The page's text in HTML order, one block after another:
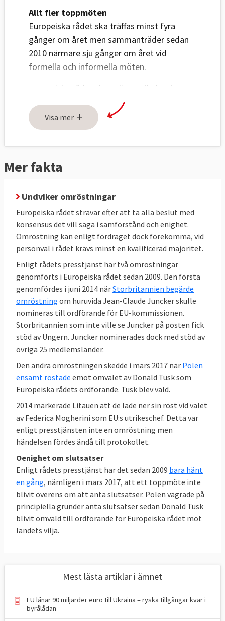
Allt fler toppmöten
Europeiska rådet ska träffas minst fyra
gånger om året men sammanträder sedan
2010 närmare sju gånger om året vid
formella och informella möten.
Europeiska rådet ska enligt artikel 15 i
fördraget "ge unionen de impulser som
behövs för dess utveckling och bestämma
dess allmänna politiska riktlinjer och
saknar lagstiftande och verkställande makt
beslutsprocesser.
Visa mer +
Mer fakta
Undviker omröstningar
Europeiska rådet strävar efter att ta alla beslut med
konsensus det vill säga i samförstånd och enighet.
Omröstning kan enligt fördraget dock förekomma, vid
personval i rådet krävs minst en kvalificerad majoritet.
Enligt rådets presstjänst har två omröstningar
genomförts i Europeiska rådet sedan 2009. Den första
genomfördes i juni 2014 närStorbritannien begärde
omröstning om huruvida Jean-Claude Juncker skulle
nomineras till ordförande för EU-kommissionen.
Storbritannien som inte ville se Juncker på posten fick
stöd av Ungern. Juncker nominerades dock med stöd av
övriga 25 medlemsländer.
Den andra omröstningen skedde i mars 2017 när Polen
ensamt röstade emot omvalet av Donald Tusk som
Europeiska rådets ordförande. Tusk blev vald.
2014 markerade Litauen att de lade ner sin röst vid valet
av Federica Mogherini som EU:s utrikeschef. Detta var
enligt presstjänsten inte en omröstning men
händelsen fördes ändå till protokollet.
Oenighet om slutsatser
Enligt rådets presstjänst har det sedan 2009 bara hänt
en gång, nämligen i mars 2017, att ett toppmöte inte
blivit överens om att anta slutsatser. Polen vägrade på
principiella grunder anta slutsatser sedan Donald Tusk
blivit omvald till ordförande för Europeiska rådet mot
landets vilja.
Mest lästa artiklar i ämnet
EU lånar 90 miljarder euro till Ukraina – ryska tillgångar kvar i
byrålådan